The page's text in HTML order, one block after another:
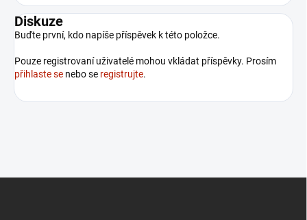
Diskuze
Buďte první, kdo napíše příspěvek k této položce.
Pouze registrovaní uživatelé mohou vkládat příspěvky. Prosím
přihlaste se nebo se registrujte.